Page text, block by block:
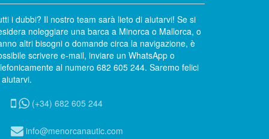
i dubbi? Il nostro team sarà lieto di aiutarvi! Se si
noleggiare una barca a Minorca o Mallorca, o
altri bisogni o domande circa la navigazione, è
scrivere e-mail, inviare un WhatsApp o
al numero 682 605 244. Saremo felici
(+34) 682 605 244
info@menorcanautic.com